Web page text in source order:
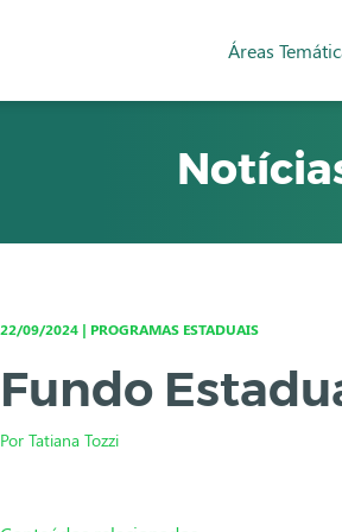
Áreas
22/09/2024 | PROGRAMAS ESTADUAIS
Fundo
Por Tatiana Tozzi